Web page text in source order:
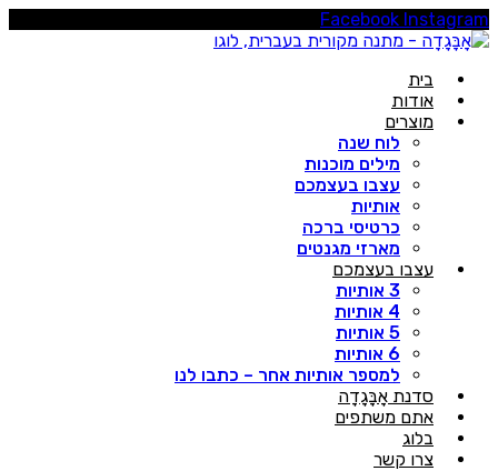
Facebook
בית
אודות
מוצרים
לוח שנה
מילים מוכנות
עצבו בעצמכם
אותיות
כרטיסי ברכה
מארזי מגנטים
עצבו בעצמכם
3 אותיות
4 אותיות
5 אותיות
6 אותיות
למספר אותיות אחר – כתבו לנו
סדנת אָבָּגָדָה
אתם משתפים
בלוג
צרו קשר